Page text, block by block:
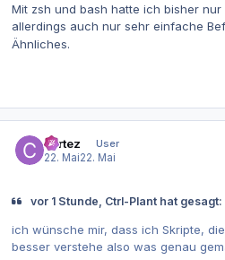
Mit zsh und bash hatte ich bisher
allerdings auch nur sehr einfache
Ähnliches.
cortez
User
22. Mai22. Mai
vor 1 Stunde, Ctrl-Plant hat gesagt:
ich wünsche mir, dass ich Skripte,
besser verstehe also was genau